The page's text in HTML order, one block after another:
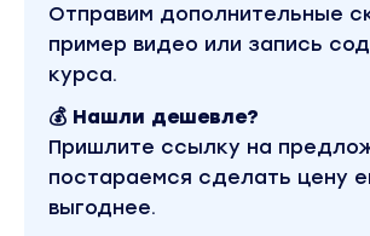
Отправим дополнительные
пример видео или запись
курса.
💰 Нашли дешевле?
Пришлите ссылку на
постараемся сделать цену
выгоднее.